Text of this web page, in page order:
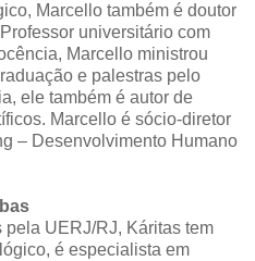
Marcello também é doutor
universitário com
Marcello ministrou
e palestras pelo
ele também é autor de
Marcello é sócio-diretor
– Desenvolvimento Humano
UERJ/RJ, Káritas tem
é especialista em